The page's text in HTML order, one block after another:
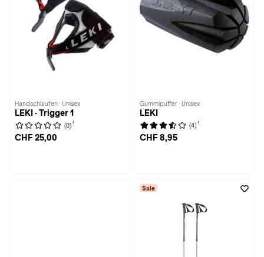
Handschlaufen · Unisex
LEKI · Trigger 1
(0) 1
CHF 25,00
Gummipuffer · Unisex
LEKI
(4) 1
CHF 8,95
Sale